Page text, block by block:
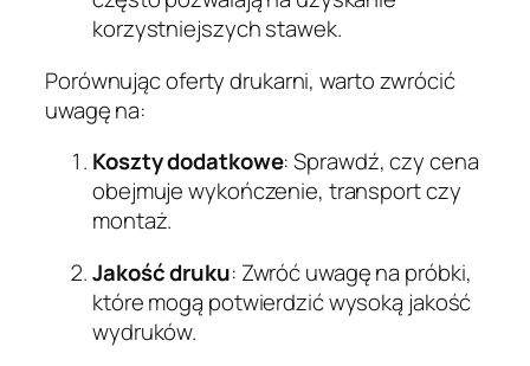
korzystniejszych stawek.
Porównując oferty drukarni, warto zwrócić
uwagę na:
Koszty dodatkowe: Sprawdź, czy cena
obejmuje wykończenie, transport czy
montaż.
Jakość druku: Zwróć uwagę na próbki,
które mogą potwierdzić wysoką jakość
wydruków.